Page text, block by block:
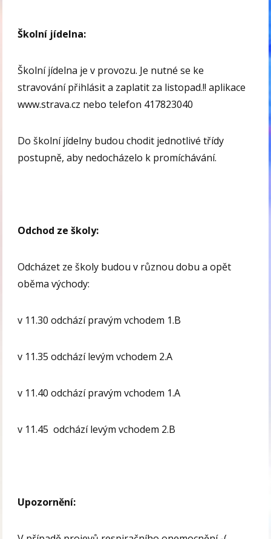
Školní jídelna:
Školní jídelna je v provozu. Je nutné se ke
stravování přihlásit a zaplatit za listopad.!! aplikace
www.strava.cz nebo telefon 417823040
Do školní jídelny budou chodit jednotlivé třídy
postupně, aby nedocházelo k promíchávání.
Odchod ze školy:
Odcházet ze školy budou v různou dobu a opět
oběma východy:
v 11.30 odchází pravým vchodem 1.B
v 11.35 odchází levým vchodem 2.A
v 11.40 odchází pravým vchodem 1.A
v 11.45 odchází levým vchodem 2.B
Upozornění: